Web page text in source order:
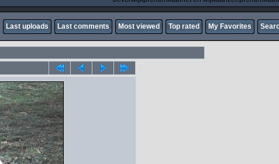
Last uploads Last comments Most viewed Top rated My Favorites